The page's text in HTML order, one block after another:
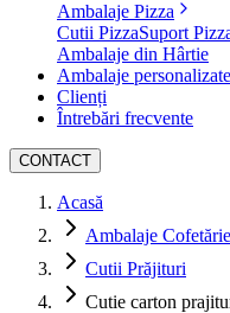
Ambalaje Pizza
Cutii PizzaSuport
Ambalaje din Hârtie
Ambalaje personalizate
Clienți
Întrebări frecvente
CONTACT
Acasă
Ambalaje Cofetărie
Cutii Prăjituri
Cutie carton